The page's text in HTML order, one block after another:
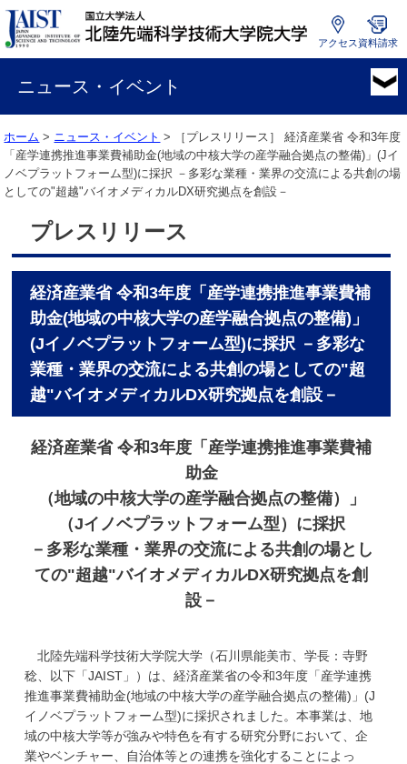
国
学
法
人
北
陸
科
学
アクセス 資料請求
ニュース・イベント
ホーム > ニュース・イベント > ［プレスリリース］経済産業省 令和3年度
「産学連携推進事業費補助金(地域の中核大学の産学融合拠点の整備)」(Jイ
ノベプラットフォーム型)に採択 －多彩な業種・業界の交流による共創の場
としての"超越"バイオメディカルDX研究拠点を創設－
プレスリリース
経済産業省 令和3年度「産学連携推進事業費補
助金(地域の中核大学の産学融合拠点の整備)」
(Jイノベプラットフォーム型)に採択 －多彩な
業種・業界の交流による共創の場としての"超
越"バイオメディカルDX研究拠点を創設－
経済産業省 令和3年度「産学連携推進事業費補
助金
（地域の中核大学の産学融合拠点の整備）」
（Jイノベプラットフォーム型）に採択
－多彩な業種・業界の交流による共創の場とし
ての"超越"バイオメディカルDX研究拠点を創
設－
北陸先端科学技術大学院大学（石川県能美市、学長：寺野
稔、以下「JAIST」）は、経済産業省の令和3年度「産学連携
推進事業費補助金(地域の中核大学の産学融合拠点の整備)」(J
イノベプラットフォーム型)に採択されました。本事業は、地
域の中核大学等が強みや特色を有する研究分野において、企
業やベンチャー、自治体等との連携を強化することによっ